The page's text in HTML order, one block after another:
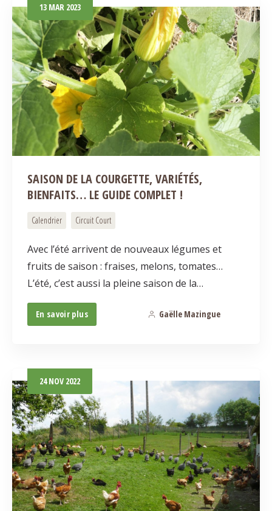
13 MAR 2023
SAISON DE LA COURGETTE, VARIÉTÉS,
BIENFAITS… LE GUIDE COMPLET !
Calendrier Circuit Court
Avec l’été arrivent de nouveaux légumes et
fruits de saison : fraises, melons, tomates…
L’été, c’est aussi la pleine saison de la…
En savoir plus Gaëlle Mazingue
24NOV 2022